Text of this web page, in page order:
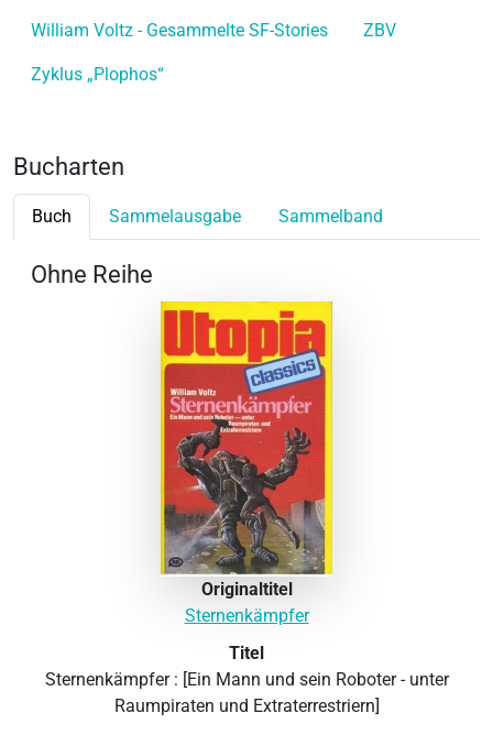
William Voltz - Gesammelte SF-Stories ZBV
Zyklus „Plophos“
Bucharten
Buch Sammelausgabe Sammelband
Ohne Reihe
Originaltitel
Sternenkämpfer
Titel
Sternenkämpfer : [Ein Mann und sein Roboter - unter
Raumpiraten und Extraterrestriern]